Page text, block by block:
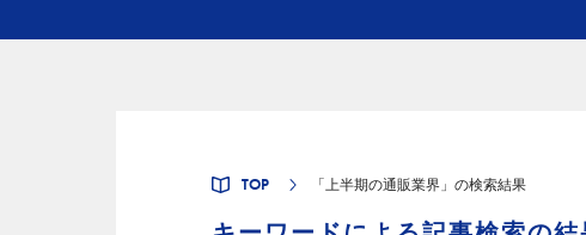
TOP 「上半期の通販業界」の検索結果